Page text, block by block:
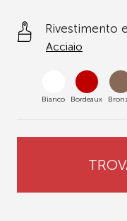
Rivestimento
Acciaio
Bianco Bordeaux